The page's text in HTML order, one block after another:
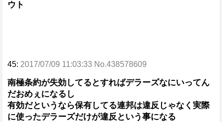
ウト
45: 2017/07/09 11:03:33 No.438578609
南極条約が失効してるとすればデラーズなにいってん
だおめぇになるし
有効だというなら保有してる連邦は違反じゃなく実際
に使ったデラーズだけが違反という事になる